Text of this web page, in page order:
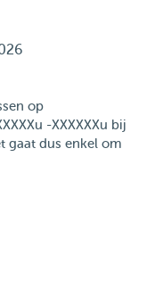
op
-XXXXXXu bij
gaat dus enkel om